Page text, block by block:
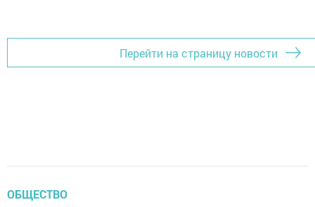
Перейти на страницу новости
ОБЩЕСТВО